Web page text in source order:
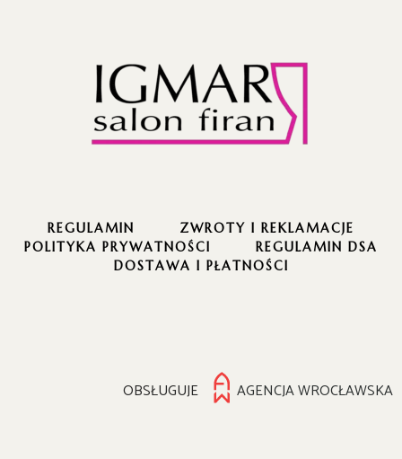
REGULAMIN
ZWROTY I REKLAMACJE
POLITYKA PRYWATNOŚCI
REGULAMIN DSA
DOSTAWA I PŁATNOŚCI
OBSŁUGUJE AGENCJA WROCŁAWSKA